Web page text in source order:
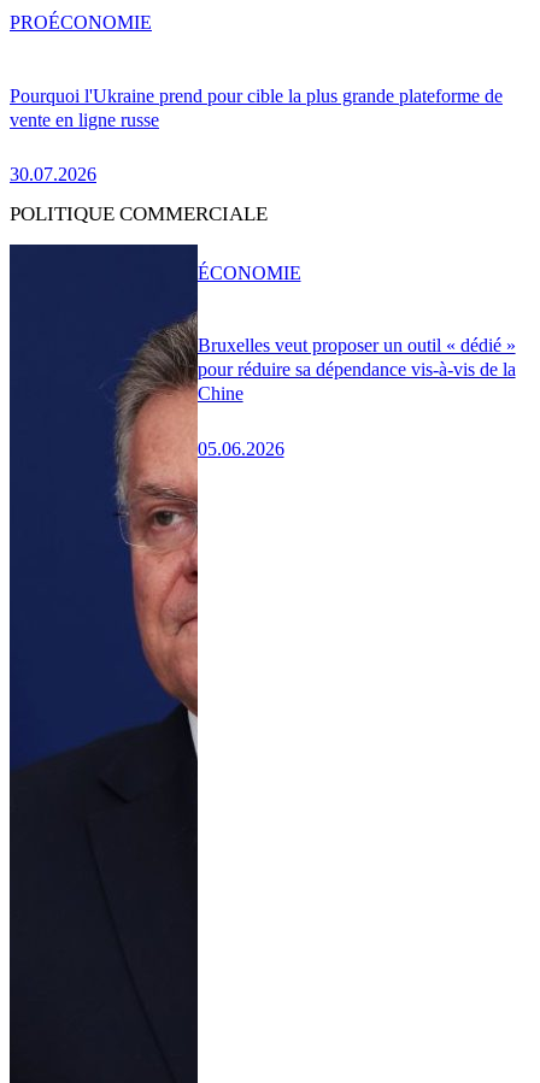
Pourquoi l'Ukraine prend pour cible la plus grande plateforme de
vente en ligne russe
30.07.2026
PROÉCONOMIE
POLITIQUE COMMERCIALE
Bruxelles veut proposer un outil « dédié »
pour réduire sa dépendance vis-à-vis de la
Chine
05.06.2026
ÉCONOMIE